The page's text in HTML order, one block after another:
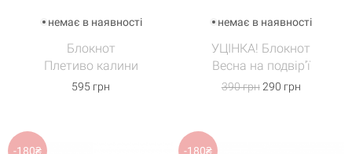
немає в наявності
Блокнот
Плетиво калини
595 грн
немає в наявності
УЦІНКА! Блокнот
Весна на подвір’ї
390 грн290 грн
-180₴ -180₴
Кошик 0 товари